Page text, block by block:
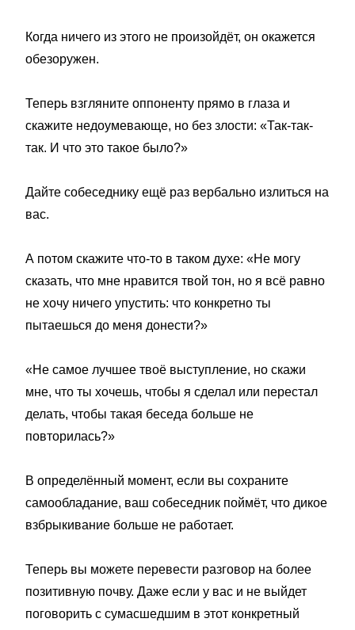
Когда ничего из этого не произойдёт, он окажется
обезоружен.
Теперь взгляните оппоненту прямо в глаза и
скажите недоумевающе, но без злости: «Так-так-
так. И что это такое было?»
Дайте собеседнику ещё раз вербально излиться на
вас.
А потом скажите что-то в таком духе: «Не могу
сказать, что мне нравится твой тон, но я всё равно
не хочу ничего упустить: что конкретно ты
пытаешься до меня донести?»
«Не самое лучшее твоё выступление, но скажи
мне, что ты хочешь, чтобы я сделал или перестал
делать, чтобы такая беседа больше не
повторилась?»
В определённый момент, если вы сохраните
самообладание, ваш собеседник поймёт, что дикое
взбрыкивание больше не работает.
Теперь вы можете перевести разговор на более
позитивную почву. Даже если у вас и не выйдет
поговорить с сумасшедшим в этот конкретный